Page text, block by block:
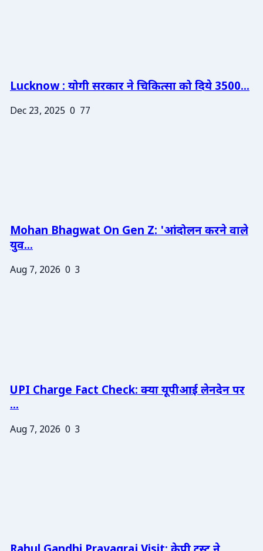
Lucknow : योगी सरकार ने चिकित्सा को दिये 3500...
Dec 23, 2025 0 77
Mohan Bhagwat On Gen Z: 'आंदोलन करने वाले
युव...
Aug 7, 2026 0 3
UPI Charge Fact Check: क्या यूपीआई लेनदेन पर
...
Aug 7, 2026 0 3